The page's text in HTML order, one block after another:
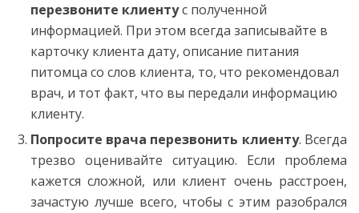
перезвоните клиентус полученной
информацией. При этом всегда записывайте в
карточку клиента дату, описание питания
питомца со слов клиента, то, что рекомендовал
врач, и тот факт, что вы передали информацию
клиенту.
Попросите врача перезвонить клиенту. Всегда
трезво оценивайте ситуацию. Если проблема
кажется сложной, или клиент очень расстроен,
зачастую лучше всего, чтобы с этим разобрался